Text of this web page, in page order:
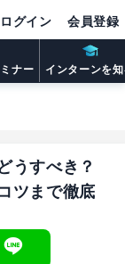
ナー インターンを
ログイン 会員登録
うすべき？
ツまで徹底